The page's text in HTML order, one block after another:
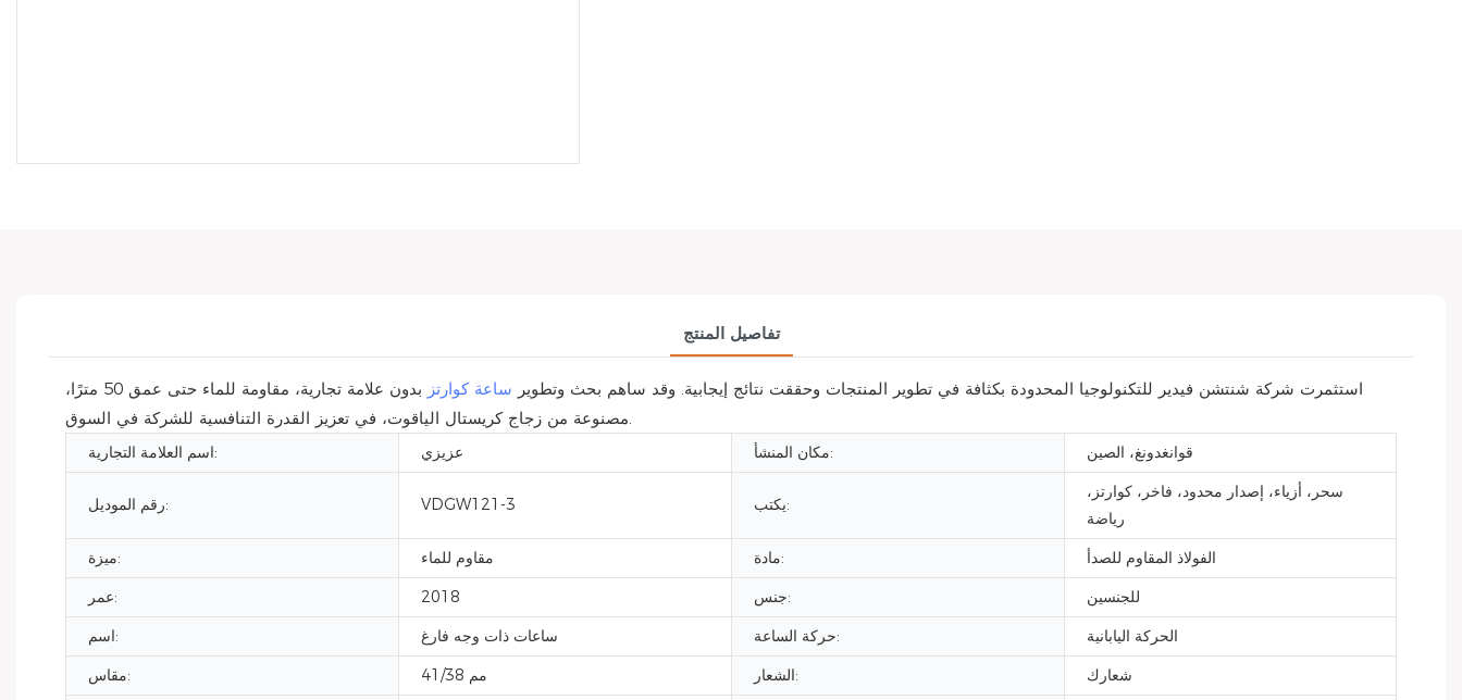
تفاصيل المنتج
استثمرت شركة شنتشن فيدير للتكنولوجيا المحدودة بكثافة في تطوير المنتجات وحققت نتائج إيجابية. وقد ساهم بحث وتطوير ساعة كوارتز
بدون علامة تجارية، مقاومة للماء حتى عمق 50 مترًا،
مصنوعة من زجاج كريستال الياقوت، في تعزيز القدرة التنافسية للشركة في السوق.
اسم العلامة التجارية: عزيزي مكان المنشأ: قوانغدونغ، الصين
رقم الموديل: VDGW121-3 يكتب:
سحر، أزياء، إصدار محدود، فاخر، كوارتز،
رياضة
ميزة:
مقاوم للماء مادة:
الفولاذ المقاوم للصدأ
عمر:
2018 جنس:
للجنسين
اسم:
ساعات ذات وجه فارغ حركة الساعة:
الحركة اليابانية
مقاس:
41/38 مم الشعار:
شعارك